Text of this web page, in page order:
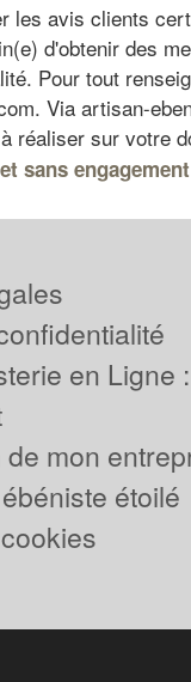
les avis clients
d'obtenir des
Pour tout
Via artisan-
réaliser sur votre
sans engagement
en Ligne
mon
étoilé